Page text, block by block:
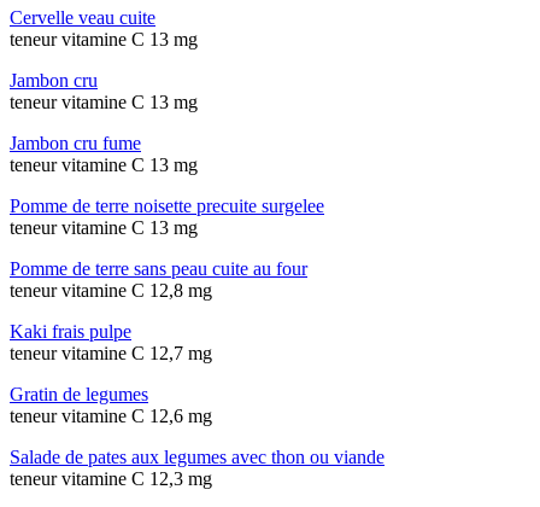
Cervelle veau cuite
teneur vitamine C 13 mg
Jambon cru
teneur vitamine C 13 mg
Jambon cru fume
teneur vitamine C 13 mg
Pomme de terre noisette precuite surgelee
teneur vitamine C 13 mg
Pomme de terre sans peau cuite au four
teneur vitamine C 12,8 mg
Kaki frais pulpe
teneur vitamine C 12,7 mg
Gratin de legumes
teneur vitamine C 12,6 mg
Salade de pates aux legumes avec thon ou viande
teneur vitamine C 12,3 mg